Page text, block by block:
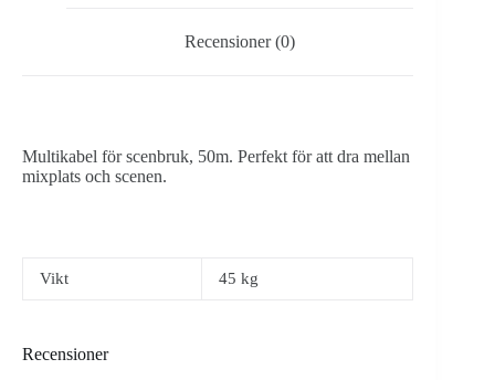
Recensioner (0)
Multikabel för scenbruk, 50m. Perfekt för att dra mellan
mixplats och scenen.
Vikt 45 kg
Recensioner